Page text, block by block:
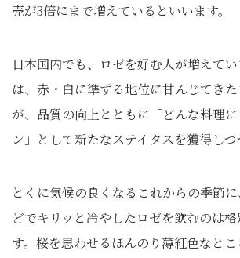
売が3倍にまで増えているといいます。
日本国内でも、ロゼを好む人が増えて
は、赤・白に準ずる地位に甘んじてき
が、品質の向上とともに「どんな料理
ン」として新たなステイタスを獲得しつ
とくに気候の良くなるこれからの季節
どでキリッと冷やしたロゼを飲むのは
す。桜を思わせるほんのり薄紅色なと